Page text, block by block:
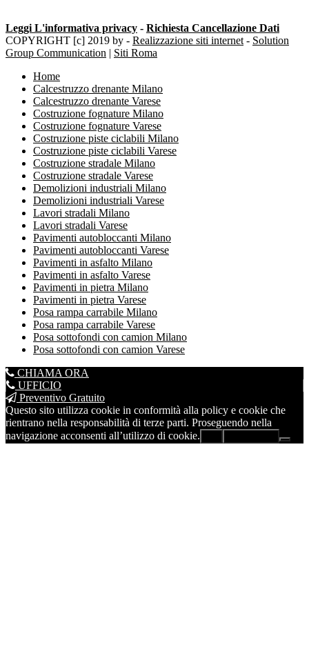
Leggi L'informativa privacy - Richiesta Cancellazione Dati
COPYRIGHT [c] 2019 by - Realizzazione siti internet - Solution
Group Communication | Siti Roma
Home
Calcestruzzo drenante Milano
Calcestruzzo drenante Varese
Costruzione fognature Milano
Costruzione fognature Varese
Costruzione piste ciclabili Milano
Costruzione piste ciclabili Varese
Costruzione stradale Milano
Costruzione stradale Varese
Demolizioni industriali Milano
Demolizioni industriali Varese
Lavori stradali Milano
Lavori stradali Varese
Pavimenti autobloccanti Milano
Pavimenti autobloccanti Varese
Pavimenti in asfalto Milano
Pavimenti in asfalto Varese
Pavimenti in pietra Milano
Pavimenti in pietra Varese
Posa rampa carrabile Milano
Posa rampa carrabile Varese
Posa sottofondi con camion Milano
Posa sottofondi con camion Varese
CHIAMA ORA
UFFICIO
Preventivo Gratuito
Questo sito utilizza cookie in conformità alla policy e cookie che
rientrano nella responsabilità di terze parti. Proseguendo nella
navigazione acconsenti all’utilizzo di cookie.